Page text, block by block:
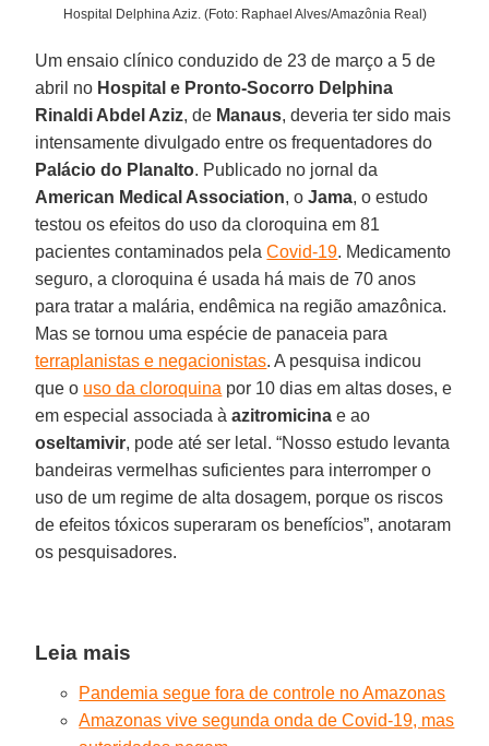
Hospital Delphina Aziz. (Foto: Raphael Alves/Amazônia Real)
Um ensaio clínico conduzido de 23 de março a 5 de
abril no Hospital e Pronto-Socorro Delphina
Rinaldi Abdel Aziz, de Manaus, deveria ter sido mais
intensamente divulgado entre os frequentadores do
Palácio do Planalto. Publicado no jornal da
American Medical Association, oJama, o estudo
testou os efeitos do uso da cloroquina em 81
pacientes contaminados pelaCovid-19. Medicamento
seguro, a cloroquina é usada há mais de 70 anos
para tratar a malária, endêmica na região amazônica.
Mas se tornou uma espécie de panaceia para
terraplanistas e negacionistas. A pesquisa indicou
que o uso da cloroquina por 10 dias em altas doses, e
em especial associada àazitromicina e ao
oseltamivir, pode até ser letal. “Nosso estudo levanta
bandeiras vermelhas suficientes para interromper o
uso de um regime de alta dosagem, porque os riscos
de efeitos tóxicos superaram os benefícios”, anotaram
os pesquisadores.
Leia mais
Pandemia segue fora de controle no Amazonas
Amazonas vive segunda onda de Covid-19, mas